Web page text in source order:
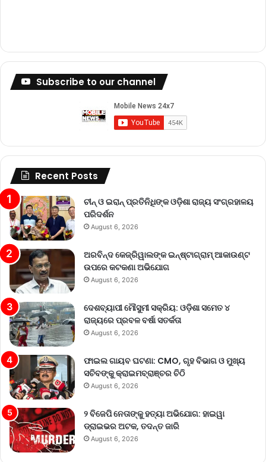
Subscribe to our channel
Recent Posts
ଚୀନ୍ ଓ ଇରାନ୍ ପ୍ରତିନିଧିଙ୍କ ଓଡ଼ିଶା ରାଜ୍ୟ ସଂଗ୍ରହାଳୟ
ପରିଦର୍ଶନ
August 6, 2026
ଅରବିନ୍ଦ କେଜ୍ରିୱାଲଙ୍କ ଇନ୍‌ଷ୍ଟାଗ୍ରାମ୍ ଆକାଉଣ୍ଟ
ଉପରେ କଟକଣା ଅଭିଯୋଗ
August 6, 2026
ଦେଶବ୍ୟାପୀ ମୌସୁମୀ ସକ୍ରିୟ: ଓଡ଼ିଶା ସମେତ ୪
ରାଜ୍ୟରେ ପ୍ରବଳ ବର୍ଷା ସତର୍କତା
August 6, 2026
ଫାଇଲ ଗାୟବ ଘଟଣା: CMO, ଗୃହ ବିଭାଗ ଓ ମୁଖ୍ୟ
ସଚିବଙ୍କୁ କ୍ରାଇମବ୍ରାଞ୍ଚର ଚିଠି
August 6, 2026
୨ ବିଜେପି ନେତାଙ୍କୁ ହତ୍ୟା ଅଭିଯୋଗ: ହାଇୱା
ଡ୍ରାଇଭର ଅଟକ, ତଦନ୍ତ ଜାରି
August 6, 2026